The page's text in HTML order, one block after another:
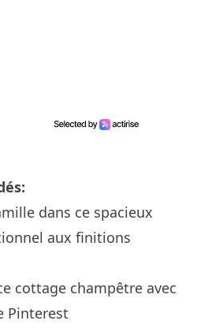
dans ce spacieux
aux finitions
cottage champêtre avec
Pinterest